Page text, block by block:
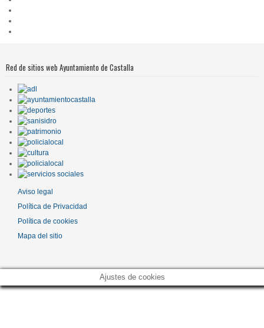
Red de sitios web Ayuntamiento de Castalla
Aviso legal
Política de Privacidad
Política de cookies
Mapa del sitio
Ajustes de cookies